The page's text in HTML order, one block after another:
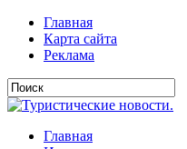
Главная
Карта сайта
Реклама
Главная